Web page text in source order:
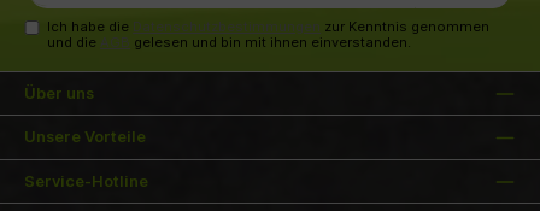
Ich habe die Datenschutzbestimmungen zur Kenntnis genommen
und die AGB gelesen und bin mit ihnen einverstanden.
Über uns
Unsere Vorteile
Service-Hotline